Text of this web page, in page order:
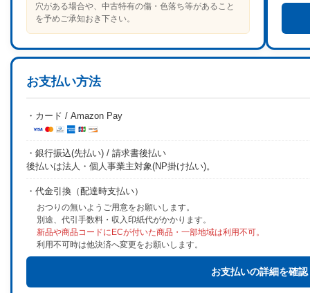
穴がある場合や、中古特有の傷・色落ち等があること
を予めご承知おき下さい。
お支払い方法
・カード / Amazon Pay
・銀行振込(先払い) / 請求書後払い
後払いは法人・個人事業主対象(NP掛け払い)。
・代金引換（配達時支払い）
おつりの無いようご用意をお願いします。
別途、代引手数料・収入印紙代がかかります。
新品や商品コードにECが付いた商品・一部地域は利用不可。
利用不可時は他決済へ変更をお願いします。
お支払いの詳細を確認